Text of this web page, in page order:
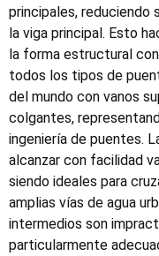
principales, reduciendo
la viga principal. Esto
la forma estructural
todos los tipos de
del mundo con vanos
colgantes,
ingeniería de puentes.
alcanzar con facilidad
siendo ideales para
amplias vías de agua
intermedios son
particularmente